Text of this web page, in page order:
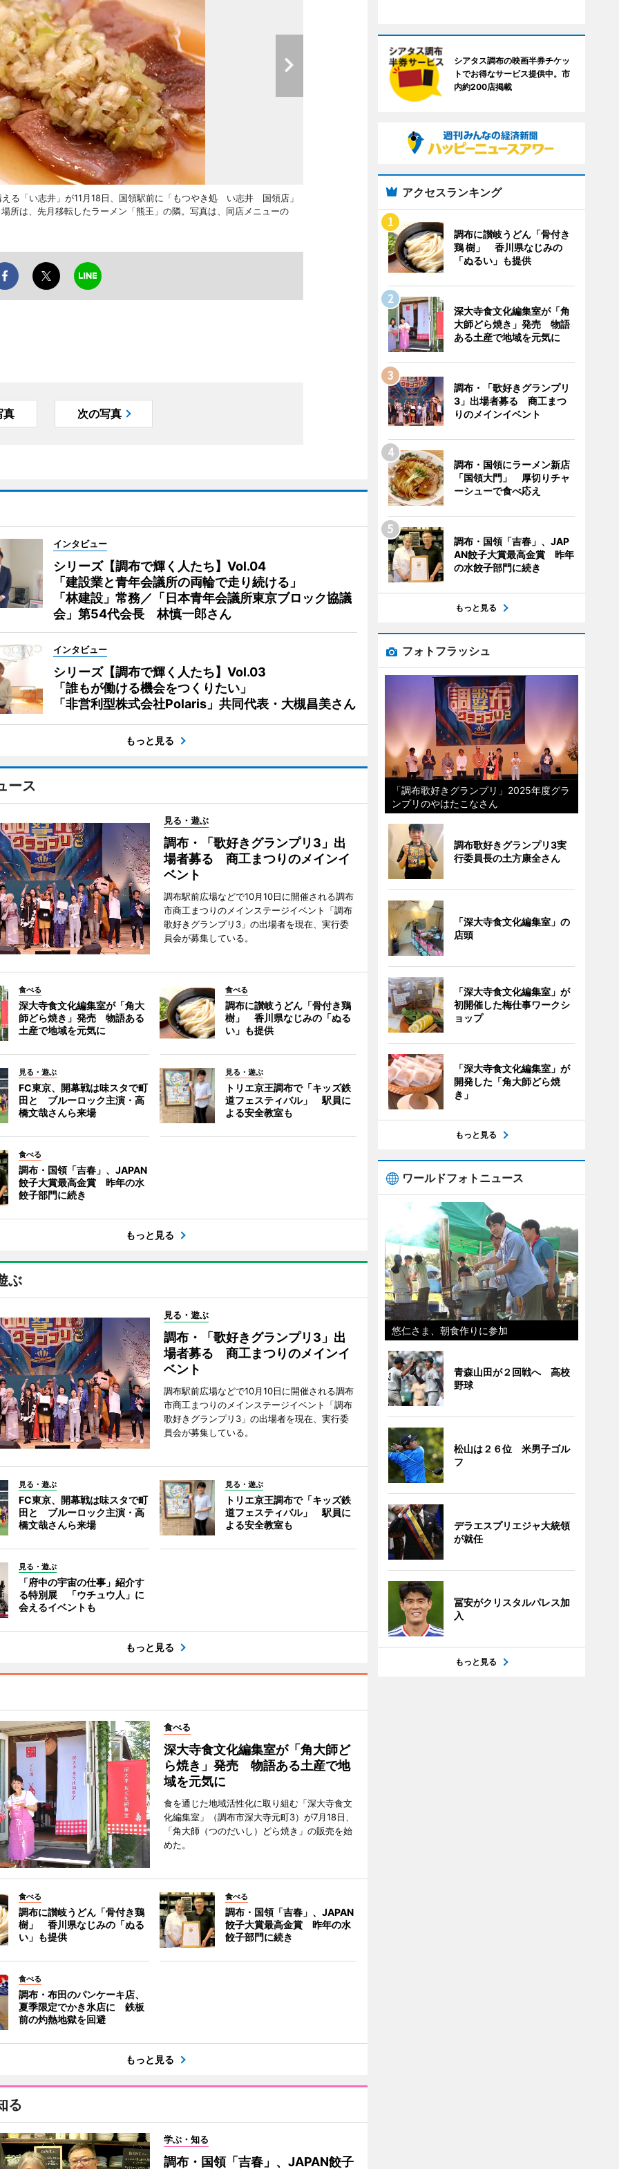
る「い志井」が11月18日、国領駅前に「もつやき処 い志井 国領店」
は、先月移転したラーメン「熊王」の隣。写真は、同店メニューの
真 次の写真
インタビュー
シリーズ【調布で輝く人たち】Vol.04
「建設業と青年会議所の両輪で走り続ける」
「林建設」常務／「日本青年会議所東京ブロック協議
会」第54代会長 林慎一郎さん
インタビュー
シリーズ【調布で輝く人たち】Vol.03
「誰もが働ける機会をつくりたい」
「非営利型株式会社Polaris」共同代表・大槻昌美さん
もっと見る
ース
見る・遊ぶ
調布・「歌好きグランプリ3」出
場者募る 商工まつりのメインイ
ベント
調布駅前広場などで10月10日に開催される調布
市商工まつりのメインステージイベント「調布
歌好きグランプリ3」の出場者を現在、実行委
員会が募集している。
食べる
深大寺食文化編集室が「角大
師どら焼き」発売 物語ある
土産で地域を元気に
食べる
調布に讃岐うどん「骨付き鶏
樹」 香川県なじみの「ぬる
い」も提供
見る・遊ぶ
FC東京、開幕戦は味スタで町
田と ブルーロック主演・高
橋文哉さんら来場
見る・遊ぶ
トリエ京王調布で「キッズ鉄
道フェスティバル」 駅員に
よる安全教室も
食べる
調布・国領「吉春」、JAPAN
餃子大賞最高金賞 昨年の水
餃子部門に続き
もっと見る
ぶ
見る・遊ぶ
調布・「歌好きグランプリ3」出
場者募る 商工まつりのメインイ
ベント
調布駅前広場などで10月10日に開催される調布
市商工まつりのメインステージイベント「調布
歌好きグランプリ3」の出場者を現在、実行委
員会が募集している。
見る・遊ぶ
FC東京、開幕戦は味スタで町
田と ブルーロック主演・高
橋文哉さんら来場
見る・遊ぶ
トリエ京王調布で「キッズ鉄
道フェスティバル」 駅員に
よる安全教室も
見る・遊ぶ
「府中の宇宙の仕事」紹介す
る特別展 「ウチュウ人」に
会えるイベントも
もっと見る
食べる
深大寺食文化編集室が「角大師ど
ら焼き」発売 物語ある土産で地
域を元気に
食を通じた地域活性化に取り組む「深大寺食文
化編集室」（調布市深大寺元町3）が7月18日、
「角大師（つのだいし）どら焼き」の販売を始
めた。
食べる
調布に讃岐うどん「骨付き鶏
樹」 香川県なじみの「ぬる
い」も提供
食べる
調布・国領「吉春」、JAPAN
餃子大賞最高金賞 昨年の水
餃子部門に続き
食べる
調布・布田のパンケーキ店、
夏季限定でかき氷店に 鉄板
前の灼熱地獄を回避
もっと見る
る
学ぶ・知る
調布・国領「吉春」、JAPAN餃子
シアタス調布の映画半券チケッ
トでお得なサービス提供中。市
内約200店掲載
アクセスランキング
調布に讃岐うどん「骨付き
鶏 樹」 香川県なじみの
「ぬるい」も提供
深大寺食文化編集室が「角
大師どら焼き」発売 物語
ある土産で地域を元気に
調布・「歌好きグランプリ
3」出場者募る 商工まつ
りのメインイベント
調布・国領にラーメン新店
「国領大門」 厚切りチャ
ーシューで食べ応え
調布・国領「吉春」、JAP
AN餃子大賞最高金賞 昨年
の水餃子部門に続き
もっと見る
フォトフラッシュ
「調布歌好きグランプリ」2025年度グラ
ンプリのやはたこなさん
調布歌好きグランプリ3実
行委員長の土方康全さん
「深大寺食文化編集室」の
店頭
「深大寺食文化編集室」が
初開催した梅仕事ワークシ
ョップ
「深大寺食文化編集室」が
開発した「角大師どら焼
き」
もっと見る
ワールドフォトニュース
悠仁さま、朝食作りに参加
青森山田が２回戦へ 高校
野球
松山は２６位 米男子ゴル
フ
デラエスプリエジャ大統領
が就任
冨安がクリスタルパレス加
入
もっと見る